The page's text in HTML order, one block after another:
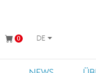
0 DE